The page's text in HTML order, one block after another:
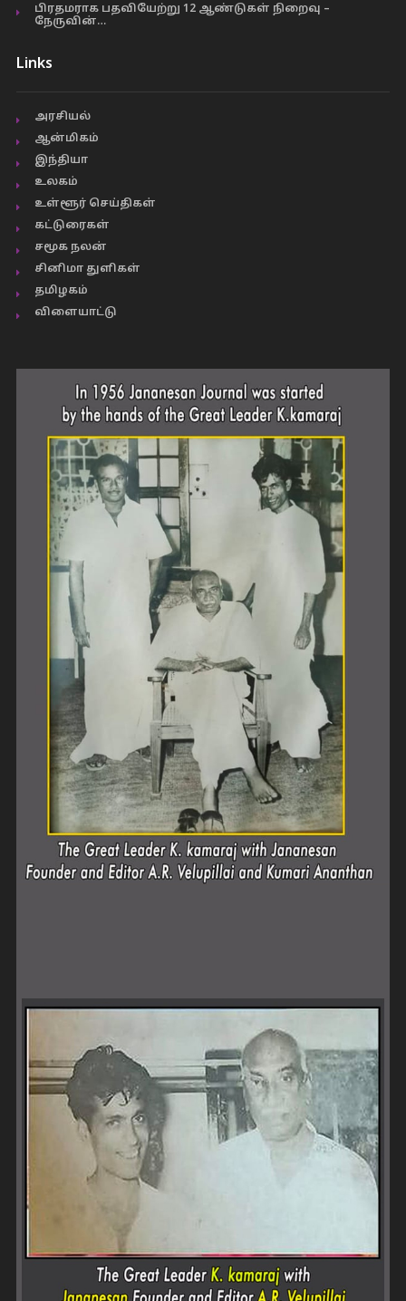
பிரதமராக பதவியேற்று 12 ஆண்டுகள் நிறைவு –
நேருவின்…
Links
அரசியல்
ஆன்மிகம்
இந்தியா
உலகம்
உள்ளூர் செய்திகள்
கட்டுரைகள்
சமூக நலன்
சினிமா துளிகள்
தமிழகம்
விளையாட்டு